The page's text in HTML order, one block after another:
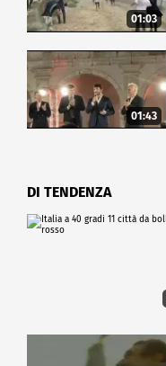
01:03
01:43
DI TENDENZA